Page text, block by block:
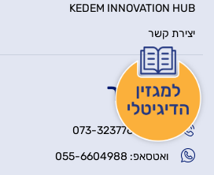
KEDEM INNOVATION HUB
יצירת קשר
צור קשר
ואטסאפ: 055-6604988